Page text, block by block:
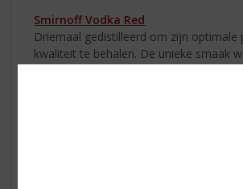
Smirnoff Vodka Red
Driemaal gedistilleerd om zijn optimale
kwaliteit te behalen. De unieke smaak